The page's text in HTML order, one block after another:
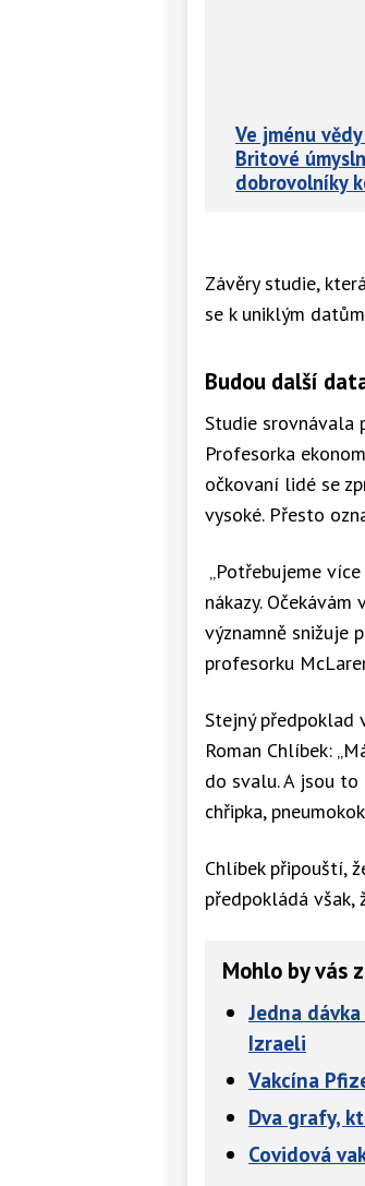
Ve jménu
Britové
dobrovolníky
Závěry studie,
se k uniklým
Budou další
Studie srovnávala
Profesorka
očkovaní lidé se
vysoké. Přesto
„Potřebujeme
nákazy.
významně snižuje
profesorku
Stejný předpoklad
Roman Chlíbek:
do svalu. A jsou
chřipka,
Chlíbek připouští,
předpokládá však,
Mohlo by vás
Jedna
Izraeli
Vakcína
Dva grafy,
Covidová